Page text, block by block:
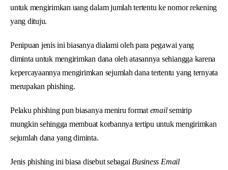
untuk mengirimkan uang dalam jumlah tertentu ke nomor rekening
yang dituju.
Penipuan jenis ini biasanya dialami oleh para pegawai yang
diminta untuk mengirimkan dana oleh atasannya sehiangga karena
kepercayaannya mengirimkan sejumlah dana tertentu yang ternyata
merupakan phishing.
Pelaku phishing pun biasanya meniru format emailsemirip
mungkin sehingga membuat korbannya tertipu untuk mengirimkan
sejumlah dana yang diminta.
Jenis phishing ini biasa disebut sebagai Business Email